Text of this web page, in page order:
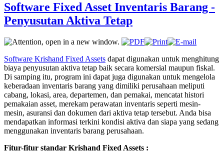
Software Fixed Asset Inventaris Barang -
Penyusutan Aktiva Tetap
Software Krishand Fixed Assets dapat digunakan untuk menghitung
biaya penyusutan aktiva tetap baik secara komersial maupun fiskal.
Di samping itu, program ini dapat juga digunakan untuk mengelola
keberadaan inventaris barang yang dimiliki perusahaan meliputi
cabang, lokasi, area, departemen, dan pemakai, mencatat histori
pemakaian asset, merekam perawatan inventaris seperti mesin-
mesin, asuransi dan dokumen dari aktiva tetap tersebut. Anda bisa
mendapatkan informasi terkini kondisi aktiva dan siapa yang sedang
menggunakan inventaris barang perusahaan.
Fitur-fitur standar Krishand Fixed Assets :